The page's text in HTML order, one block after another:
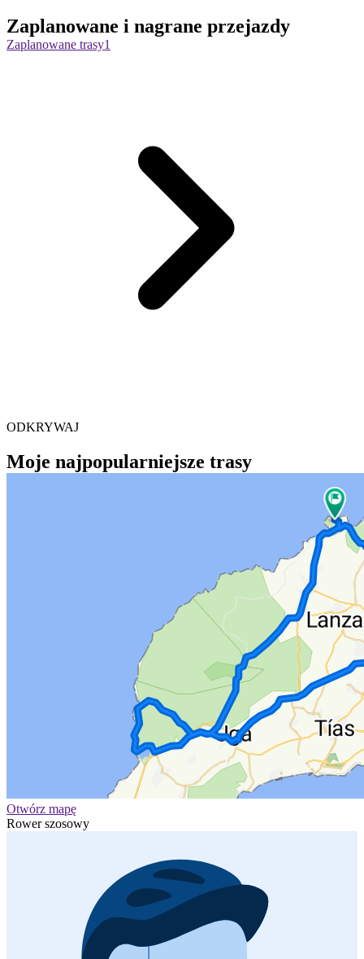
Zaplanowane i nagrane przejazdy
Zaplanowane trasy1
ODKRYWAJ
Moje najpopularniejsze trasy
Otwórz mapę
Rower szosowy